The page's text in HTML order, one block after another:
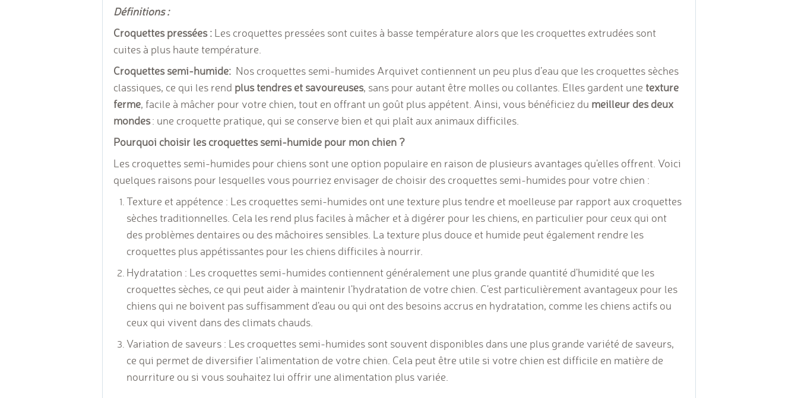
Définitions :
Croquettes pressées : Les croquettes pressées sont cuites à basse température alors que les croquettes extrudées sont
cuites à plus haute température.
Croquettes semi-humide: Nos croquettes semi-humides Arquivet contiennent un peu plus d’eau que les croquettes sèches
classiques, ce qui les rend plus tendres et savoureuses, sans pour autant être molles ou collantes. Elles gardent une texture
ferme, facile à mâcher pour votre chien, tout en offrant un goût plus appétent. Ainsi, vous bénéficiez du meilleur des deux
mondes: une croquette pratique, qui se conserve bien et qui plaît aux animaux difficiles.
Pourquoi choisir les croquettes semi-humide pour mon chien ?
Les croquettes semi-humides pour chiens sont une option populaire en raison de plusieurs avantages qu'elles offrent. Voici
quelques raisons pour lesquelles vous pourriez envisager de choisir des croquettes semi-humides pour votre chien :
Texture et appétence : Les croquettes semi-humides ont une texture plus tendre et moelleuse par rapport aux croquettes
sèches traditionnelles. Cela les rend plus faciles à mâcher et à digérer pour les chiens, en particulier pour ceux qui ont
des problèmes dentaires ou des mâchoires sensibles. La texture plus douce et humide peut également rendre les
croquettes plus appétissantes pour les chiens difficiles à nourrir.
Hydratation : Les croquettes semi-humides contiennent généralement une plus grande quantité d'humidité que les
croquettes sèches, ce qui peut aider à maintenir l'hydratation de votre chien. C'est particulièrement avantageux pour les
chiens qui ne boivent pas suffisamment d'eau ou qui ont des besoins accrus en hydratation, comme les chiens actifs ou
ceux qui vivent dans des climats chauds.
Variation de saveurs : Les croquettes semi-humides sont souvent disponibles dans une plus grande variété de saveurs,
ce qui permet de diversifier l'alimentation de votre chien. Cela peut être utile si votre chien est difficile en matière de
nourriture ou si vous souhaitez lui offrir une alimentation plus variée.